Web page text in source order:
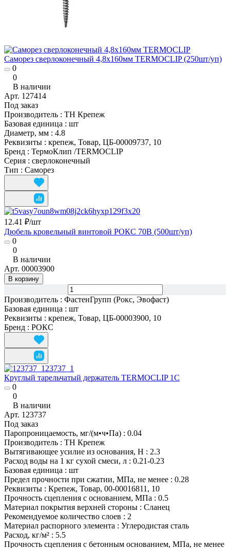
Саморез сверлоконечный 4,8х160мм TERMOCLIP (250шт/уп)
0
0
В наличии
Арт. 127414
Под заказ
Производитель : ТН Крепеж
Базовая единица : шт
Диаметр, мм : 4.8
Реквизиты : крепеж, Товар, ЦБ-00009737, 10
Бренд : ТермоКлип /TERMOCLIP
Серия : сверлоконечный
Тип : Саморез
12.41 ₽/шт
Дюбель кровельный винтовой РОКС 70В (500шт/уп)
0
0
В наличии
Арт. 00003900
В корзину
Производитель : ФастенГрупп (Рокс, Эвофаст)
Базовая единица : шт
Реквизиты : крепеж, Товар, ЦБ-00003900, 10
Бренд : РОКС
Круглый тарельчатый держатель TERMOCLIP 1С
0
0
В наличии
Арт. 123737
Под заказ
Паропроницаемость, мг/(м•ч•Па) : 0.04
Производитель : ТН Крепеж
Вытягивающее усилие из основания, Н : 2.3
Расход воды на 1 кг сухой смеси, л : 0.21-0.23
Базовая единица : шт
Предел прочности при сжатии, МПа, не менее : 0.28
Реквизиты : Крепеж, Товар, 00-00016811, 10
Прочность сцепления с основанием, МПа : 0.5
Материал покрытия верхней стороны : Сланец
Рекомендуемое количество слоев : 2
Материал распорного элемента : Углеродистая сталь
Расход, кг/м² : 5.5
Прочность сцепления с бетонным основанием, МПа, не менее